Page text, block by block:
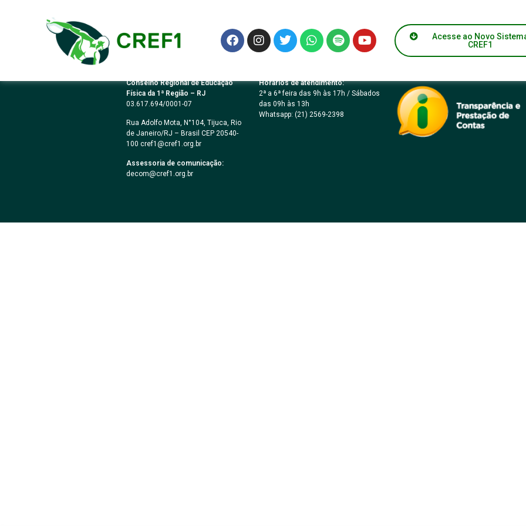
Acesse ao Novo
CREF1
Lei Municipal 7.541 – Petrópolis
Conselho Regional de Educação
Física da 1ª Região – RJ
03.617.694/0001-07
Rua Adolfo Mota, N°104, Tijuca, Rio
de Janeiro/RJ – Brasil CEP 20540-
100 cref1@cref1.org.br
Assessoria de comunicação:
decom@cref1.org.br
Horários de atendimento:
2ª a 6ª feira das 9h às 17h / Sábados
das 09h às 13h
Whatsapp: (21) 2569-2398